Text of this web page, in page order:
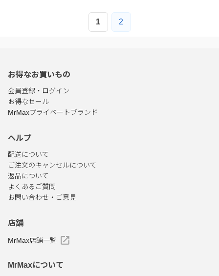
1 2
お得なお買いもの
会員登録・ログイン
お得なセール
MrMaxプライベートブランド
ヘルプ
配送について
ご注文のキャンセルについて
返品について
よくあるご質問
お問い合わせ・ご意見
店舗
MrMax店舗一覧
MrMaxについて